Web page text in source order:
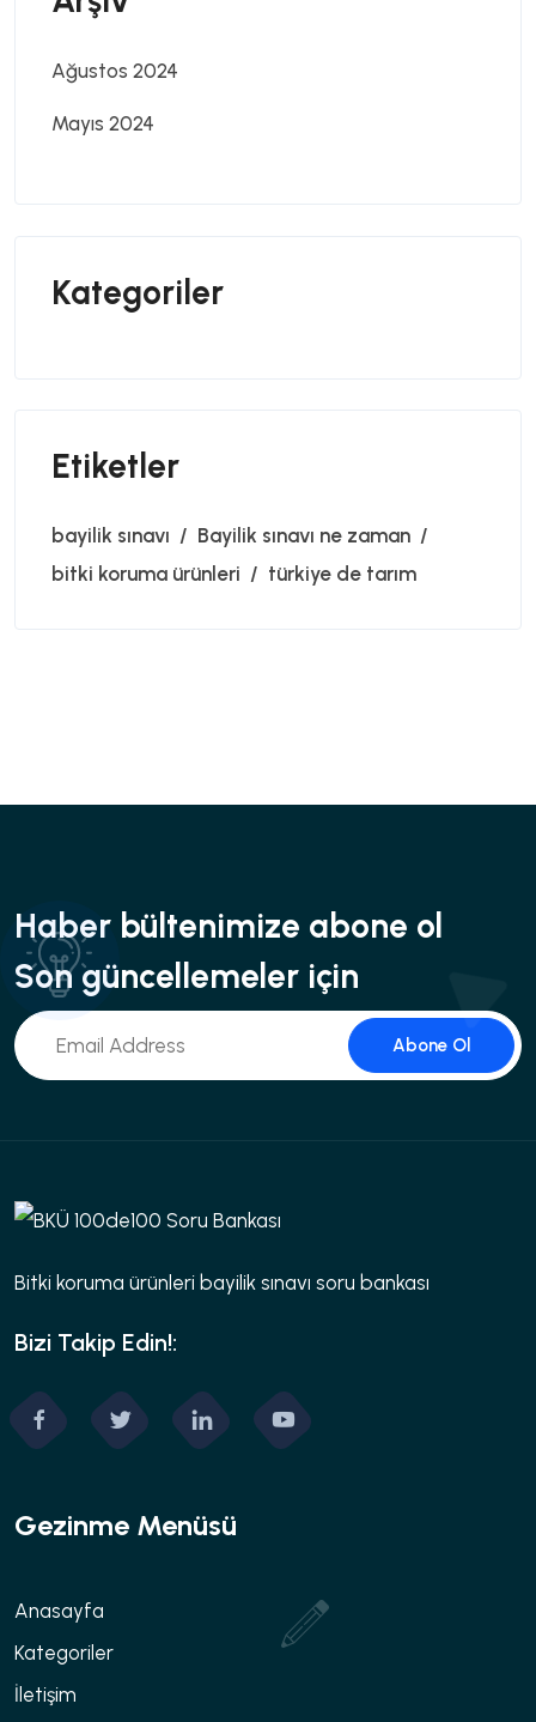
Ağustos 2024
Mayıs 2024
Kategoriler
Etiketler
bayilik sınavı
Bayilik sınavı ne zaman
bitki koruma ürünleri
türkiye de tarım
Haber bültenimize abone ol
Son güncellemeler için
Abone Ol
Bitki koruma ürünleri bayilik sınavı soru bankası
Bizi Takip Edin!:
Gezinme Menüsü
Anasayfa
Kategoriler
İletişim